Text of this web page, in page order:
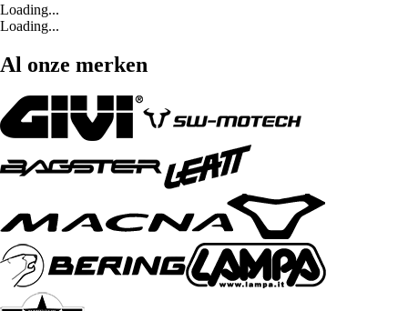
Loading...
Loading...
Al onze merken